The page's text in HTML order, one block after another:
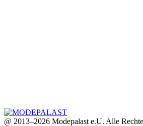
@ 2013–2026 Modepalast e.U. Alle